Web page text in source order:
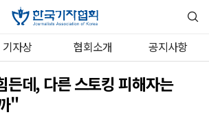
기자상 협회소개 공지사항
든데, 다른 스토킹 피해자는
"